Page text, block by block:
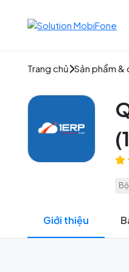
Trang chủ Sản phẩm &
Giới thiệu